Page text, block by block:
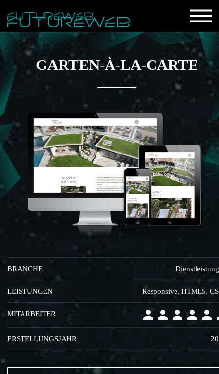
GARTEN-À-LA-CARTE
BRANCHE
LEISTUNGEN Responsive, HTML5,
MITARBEITER
ERSTELLUNGSJAHR